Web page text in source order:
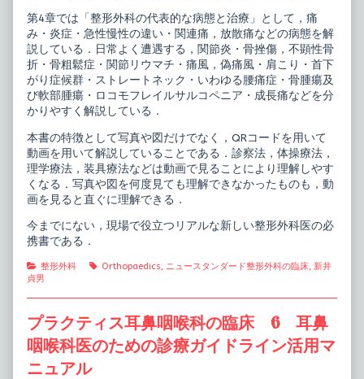
第4章では「整形外科の代表的な病態と治療」として，痛
み・炎症・急性慢性の違い・関連痛，放散痛などの病態を解
説している．日常よく遭遇する，関節炎・骨挫傷，不顕性骨
折・骨粗鬆症・関節リウマチ・痛風，偽痛風・肩こり・首下
がり症候群・ストレートネック・いわゆる腰痛症・骨腫瘍及
び軟部腫瘍・ロコモフレイルサルコペニア・成長痛などを分
かりやすく解説している．
本書の特徴として写真や図だけでなく，QRコードを用いて
動画を用いて解説していることである．診察法，体操療法，
理学療法，装具療法などは動画で見ることにより理解しやす
くなる．写真や図を何度見ても理解できなかったものも，動
画を見ると直ぐに理解できる．
今までにない，現場で役立つリアルな新しい整形外科医の必
携書である．
Categories
整形外科 Tags
Orthopaedics, ニュースタンダード整形外科の臨床, 新井
貞男
プラクティス耳鼻咽喉科の臨床 6 耳鼻
咽喉科医のための診療ガイドライン活用マ
ニュアル